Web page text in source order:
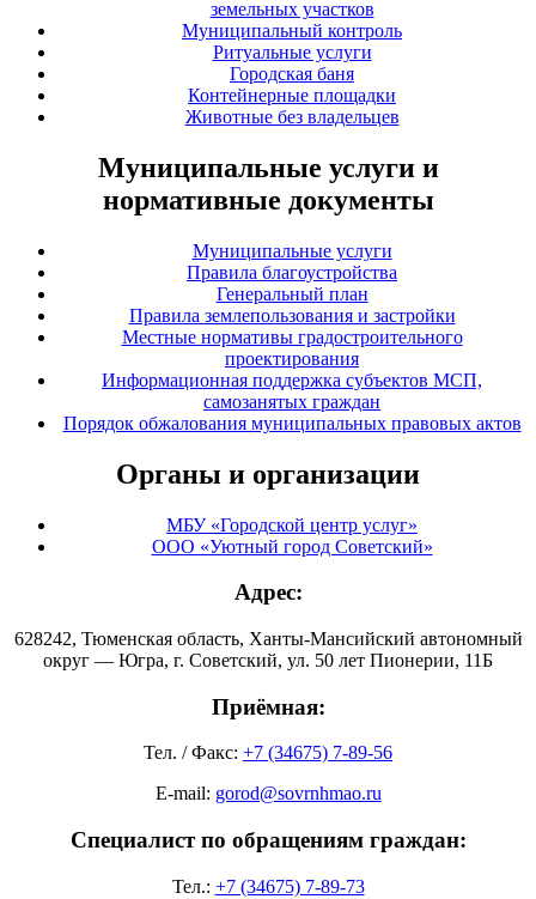
земельных участков
Муниципальный контроль
Ритуальные услуги
Городская баня
Контейнерные площадки
Животные без владельцев
Муниципальные услуги и
нормативные документы
Муниципальные услуги
Правила благоустройства
Генеральный план
Правила землепользования и застройки
Местные нормативы градостроительного
проектирования
Информационная поддержка субъектов МСП,
самозанятых граждан
Порядок обжалования муниципальных правовых актов
Органы и организации
МБУ «Городской центр услуг»
ООО «Уютный город Советский»
Адрес:
628242, Тюменская область, Ханты-Мансийский автономный
округ — Югра, г. Советский, ул. 50 лет Пионерии, 11Б
Приёмная:
Тел. / Факс: +7 (34675) 7-89-56
E-mail: gorod@sovrnhmao.ru
Специалист по обращениям граждан:
Тел.: +7 (34675) 7-89-73